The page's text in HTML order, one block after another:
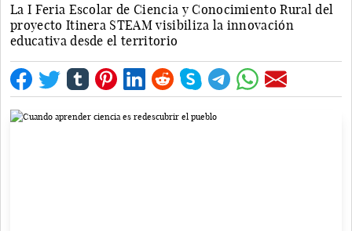
La I Feria Escolar de Ciencia y Conocimiento Rural del
proyecto Itinera STEAM visibiliza la innovación
educativa desde el territorio